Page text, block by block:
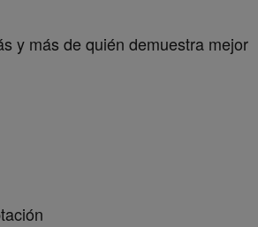
y más de quién demuestra mejor